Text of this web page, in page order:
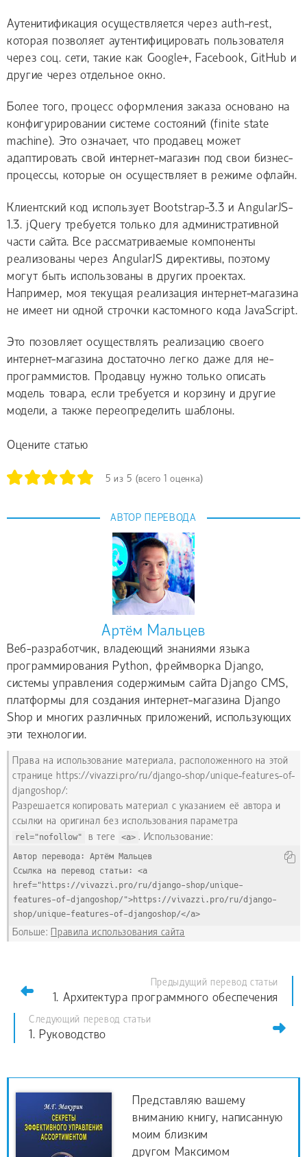
Аутенитификация осуществляется через auth-rest,
которая позволяет аутентифицировать пользователя
через соц. сети, такие как Google+, Facebook, GitHub и
другие через отдельное окно.
Более того, процесс оформления заказа основано на
конфигурировании системе состояний (finite state
machine). Это означает, что продавец может
адаптировать свой интернет-магазин под свои бизнес-
процессы, которые он осуществляет в режиме офлайн.
Клиентский код использует Bootstrap-3.3 и AngularJS-
1.3. jQuery требуется только для административной
части сайта. Все рассматриваемые компоненты
реализованы через AngularJS директивы, поэтому
могут быть использованы в других проектах.
Например, моя текущая реализация интернет-магазина
не имеет ни одной строчки кастомного кода JavaScript.
Это позовляет осуществлять реализацию своего
интернет-магазина достаточно легко даже для не-
программистов. Продавцу нужно только описать
модель товара, если требуется и корзину и другие
модели, а также переопределить шаблоны.
Оцените статью
5 из5 (всего1 оценка)
АВТОР ПЕРЕВОДА
Артём Мальцев
Веб-разработчик, владеющий знаниями языка
программирования Python, фреймворка Django,
системы управления содержимым сайта Django CMS,
платформы для создания интернет-магазина Django
Shop и многих различных приложений, использующих
эти технологии.
Права на использование материала, расположенного на этой
странице https://vivazzi.pro/ru/django-shop/unique-features-of-
djangoshop/:
Разрешается копировать материал с указанием её автора и
ссылки на оригинал без использования параметра
rel="nofollow" в теге <a> . Использование:
Автор перевода: Артём Мальцев
Ссылка на перевод статьи: <a
href="https://vivazzi.pro/ru/django-shop/unique-
features-of-djangoshop/">https://vivazzi.pro/ru/django-
shop/unique-features-of-djangoshop/</a>
Больше: Правила использования сайта
Предыдущий перевод статьи
1. Архитектура программного обеспечения
Следующий перевод статьи
1. Руководство
Представляю вашему
вниманию книгу, написанную
моим близким
другом Максимом